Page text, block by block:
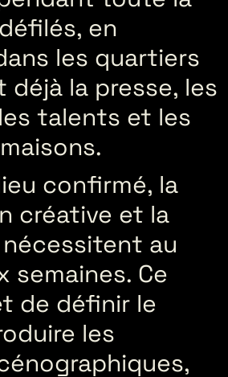
en
les quartiers
la presse, les
talents et les
confirmé, la
créative et la
au
semaines. Ce
de définir le
les